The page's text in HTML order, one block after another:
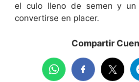
el culo lleno de semen y
convertirse en placer.
Compartir